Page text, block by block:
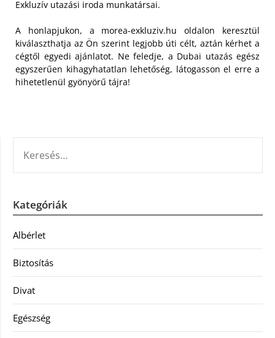
Exkluzív utazási iroda munkatársai.
A honlapjukon, a morea-exkluziv.hu oldalon keresztül
kiválaszthatja az Ön szerint legjobb úti célt, aztán kérhet a
cégtől egyedi ajánlatot. Ne feledje, a Dubai utazás egész
egyszerűen kihagyhatatlan lehetőség, látogasson el erre a
hihetetlenül gyönyörű tájra!
Kategóriák
Albérlet
Biztosítás
Divat
Egészség